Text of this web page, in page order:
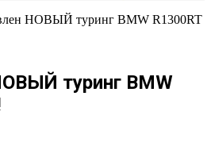
НОВЫЙ туринг BMW R1300RT
туринг BMW